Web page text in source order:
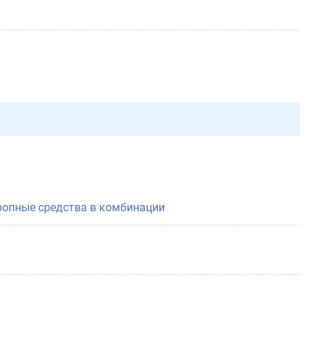
средства в комбинации